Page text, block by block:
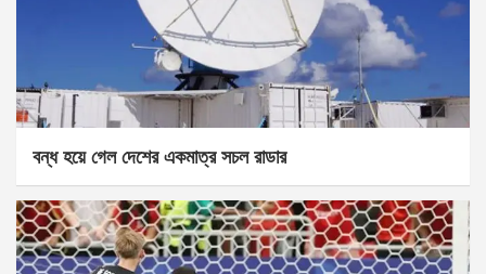
বন্ধ হয়ে গেল দেশের একমাত্র সচল রাডার